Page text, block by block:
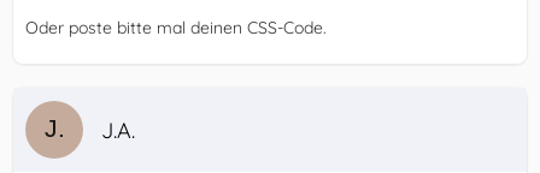
Oder poste bitte mal deinen CSS-Code.
J.A.